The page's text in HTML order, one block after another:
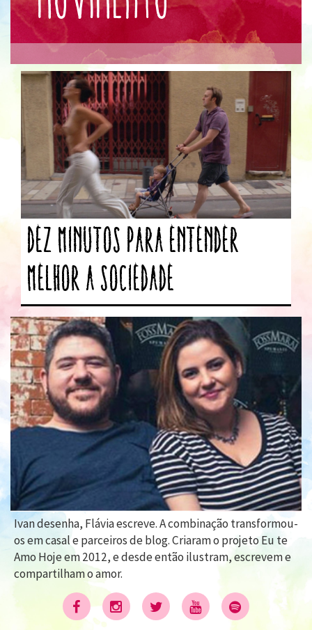
Dez minutos para entender
melhor a sociedade
Ivan desenha, Flávia escreve. A combinação transformou-
os em casal e parceiros de blog. Criaram o projeto Eu te
Amo Hoje em 2012, e desde então ilustram, escrevem e
compartilham o amor.